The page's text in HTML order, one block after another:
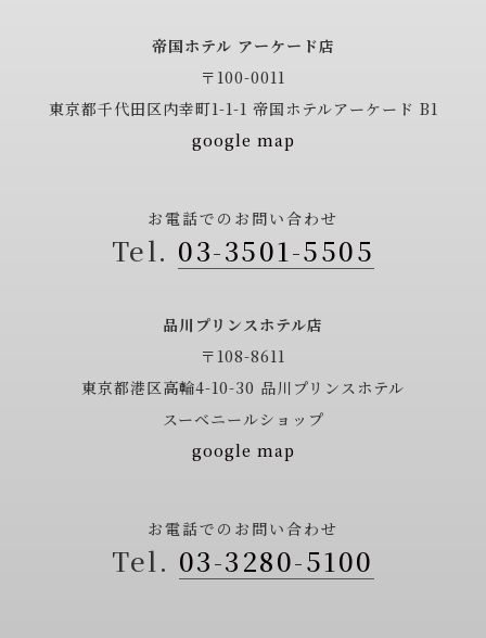
帝国ホテル アーケード店
〒100-0011
東京都千代田区内幸町1-1-1 帝国ホテルアーケード B1
google map
お電話でのお問い合わせ
03-3501-5505
品川プリンスホテル店
〒108-8611
東京都港区高輪4-10-30 品川プリンスホテル
スーベニールショップ
google map
お電話でのお問い合わせ
03-3280-5100